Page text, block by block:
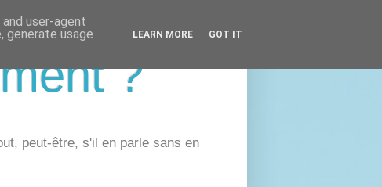
?
peut-être, s'il en parle sans en
user-agent
generate usage
LEARN MORE GOT IT